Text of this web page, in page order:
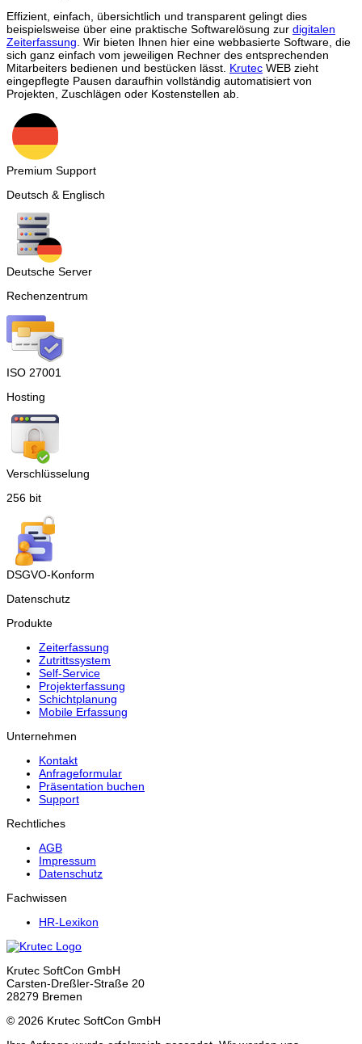
Effizient, einfach, übersichtlich und transparent gelingt dies
beispielsweise über eine praktische Softwarelösung zur digitalen
Zeiterfassung. Wir bieten Ihnen hier eine webbasierte Software, die
sich ganz einfach vom jeweiligen Rechner des entsprechenden
Mitarbeiters bedienen und bestücken lässt. Krutec WEB zieht
eingepflegte Pausen daraufhin vollständig automatisiert von
Projekten, Zuschlägen oder Kostenstellen ab.
Premium Support
Deutsch & Englisch
Deutsche Server
Rechenzentrum
ISO 27001
Hosting
Verschlüsselung
256 bit
DSGVO-Konform
Datenschutz
Produkte
Zeiterfassung
Zutrittssystem
Self-Service
Projekterfassung
Schichtplanung
Mobile Erfassung
Unternehmen
Kontakt
Anfrageformular
Präsentation buchen
Support
Rechtliches
AGB
Impressum
Datenschutz
Fachwissen
HR-Lexikon
Krutec SoftCon GmbH
Carsten-Dreßler-Straße 20
28279 Bremen
© 2026 Krutec SoftCon GmbH